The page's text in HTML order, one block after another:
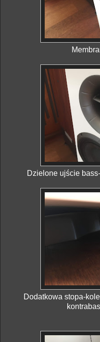
Dzielone ujście
Dodatkowa stopa-